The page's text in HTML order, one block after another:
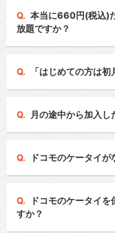
本当に660円(税込)
放題ですか？
「はじめての方は
月の途中から加入し
ドコモのケータイ
ドコモのケータイ
すか？